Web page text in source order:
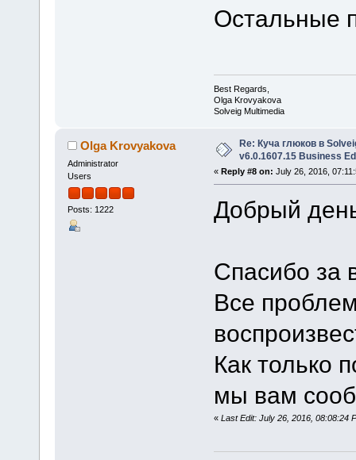
Остальные
Best Regards,
Olga Krovyakova
Solveig Multimedia
Olga Krovyakova
Administrator
Users
Posts: 1222
Re: Куча глюков в
v6.0.1607.15 Business
« Reply #8 on: July 26, 2016,
Добрый
Спасибо за
Все
Как только
мы вам
« Last Edit: July 26, 2016, 08:08:24